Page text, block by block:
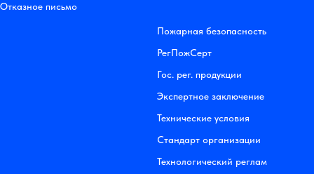
Отказное письмо
Пожарная безопасность
РегПожСерт
Гос. рег. продукции
Экспертное заключение
Технические условия
Стандарт организации
Технологический реглам